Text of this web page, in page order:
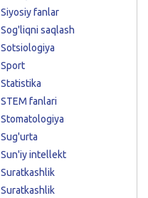
Siyosiy fanlar
Sog'liqni saqlash
Sotsiologiya
Sport
Statistika
STEM fanlari
Stomatologiya
Sug'urta
Sun'iy intellekt
Suratkashlik
Suratkashlik